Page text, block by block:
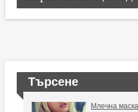
Търсене
Млечна